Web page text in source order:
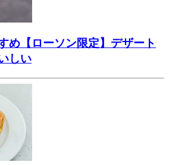
め【ローソン限定】デザート
しい